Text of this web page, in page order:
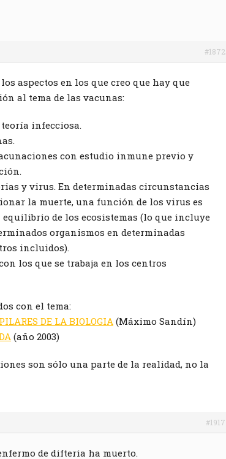
#1872
aspectos en los que creo que hay que
al tema de las vacunas:
teoría infecciosa.
con estudio inmune previo y
y virus. En determinadas circunstancias
la muerte, una función de los virus es
de los ecosistemas (lo que incluye
organismos en determinadas
incluidos).
los que se trabaja en los centros
con el tema:
DE LA BIOLOGIA (Máximo Sandín)
(año 2003)
son sólo una parte de la realidad, no la
#1917
de difteria ha muerto.